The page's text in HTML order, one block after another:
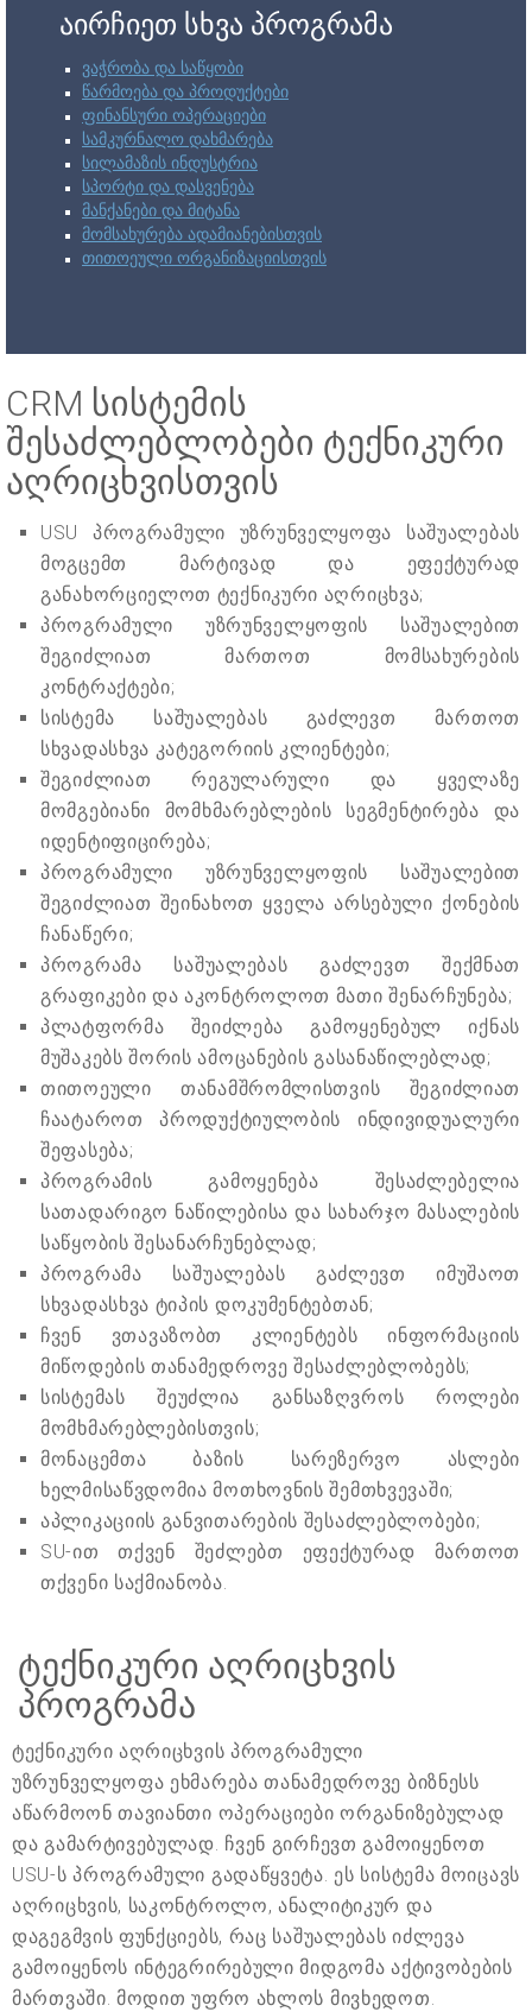
აირჩიეთ სხვა პროგრამა
ვაჭრობა და საწყობი
წარმოება და პროდუქტები
ფინანსური ოპერაციები
სამკურნალო დახმარება
სილამაზის ინდუსტრია
სპორტი და დასვენება
მანქანები და მიტანა
მომსახურება ადამიანებისთვის
თითოეული ორგანიზაციისთვის
CRM სისტემის
შესაძლებლობები ტექნიკური
აღრიცხვისთვის
USU პროგრამული უზრუნველყოფა საშუალებას
მოგცემთ მარტივად და ეფექტურად
განახორციელოთ ტექნიკური აღრიცხვა;
პროგრამული უზრუნველყოფის საშუალებით
შეგიძლიათ მართოთ მომსახურების
კონტრაქტები;
სისტემა საშუალებას გაძლევთ მართოთ
სხვადასხვა კატეგორიის კლიენტები;
შეგიძლიათ რეგულარული და ყველაზე
მომგებიანი მომხმარებლების სეგმენტირება და
იდენტიფიცირება;
პროგრამული უზრუნველყოფის საშუალებით
შეგიძლიათ შეინახოთ ყველა არსებული ქონების
ჩანაწერი;
პროგრამა საშუალებას გაძლევთ შექმნათ
გრაფიკები და აკონტროლოთ მათი შენარჩუნება;
პლატფორმა შეიძლება გამოყენებულ იქნას
მუშაკებს შორის ამოცანების გასანაწილებლად;
თითოეული თანამშრომლისთვის შეგიძლიათ
ჩაატაროთ პროდუქტიულობის ინდივიდუალური
შეფასება;
პროგრამის გამოყენება შესაძლებელია
სათადარიგო ნაწილებისა და სახარჯო მასალების
საწყობის შესანარჩუნებლად;
პროგრამა საშუალებას გაძლევთ იმუშაოთ
სხვადასხვა ტიპის დოკუმენტებთან;
ჩვენ ვთავაზობთ კლიენტებს ინფორმაციის
მიწოდების თანამედროვე შესაძლებლობებს;
სისტემას შეუძლია განსაზღვროს როლები
მომხმარებლებისთვის;
მონაცემთა ბაზის სარეზერვო ასლები
ხელმისაწვდომია მოთხოვნის შემთხვევაში;
აპლიკაციის განვითარების შესაძლებლობები;
SU-ით თქვენ შეძლებთ ეფექტურად მართოთ
თქვენი საქმიანობა.
ტექნიკური აღრიცხვის
პროგრამა
ტექნიკური აღრიცხვის პროგრამული
უზრუნველყოფა ეხმარება თანამედროვე ბიზნესს
აწარმოონ თავიანთი ოპერაციები ორგანიზებულად
და გამარტივებულად. ჩვენ გირჩევთ გამოიყენოთ
USU-ს პროგრამული გადაწყვეტა. ეს სისტემა მოიცავს
აღრიცხვის, საკონტროლო, ანალიტიკურ და
დაგეგმვის ფუნქციებს, რაც საშუალებას იძლევა
გამოიყენოს ინტეგრირებული მიდგომა აქტივობების
მართვაში. მოდით უფრო ახლოს მივხედოთ.